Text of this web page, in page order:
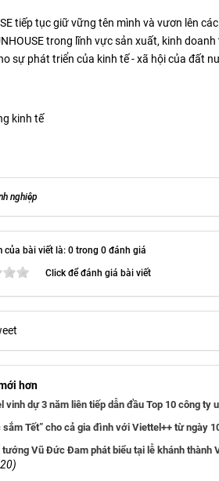
tiếp tục giữ vững tên mình và vươn lên
trong lĩnh vực sản xuất, kinh
sự phát triển của kinh tế - xã hội của đất
kinh tế
nghiệp
của bài viết là: 0 trong 0 đánh giá
Click để đánh giá bài viết
hơn
vinh dự 3 năm liên tiếp dẫn đầu Top 10 công ty
sắm Tết” cho cả gia đình với Viettel++ từ ngày
tướng Vũ Đức Đam phát biểu tại lễ khánh thành